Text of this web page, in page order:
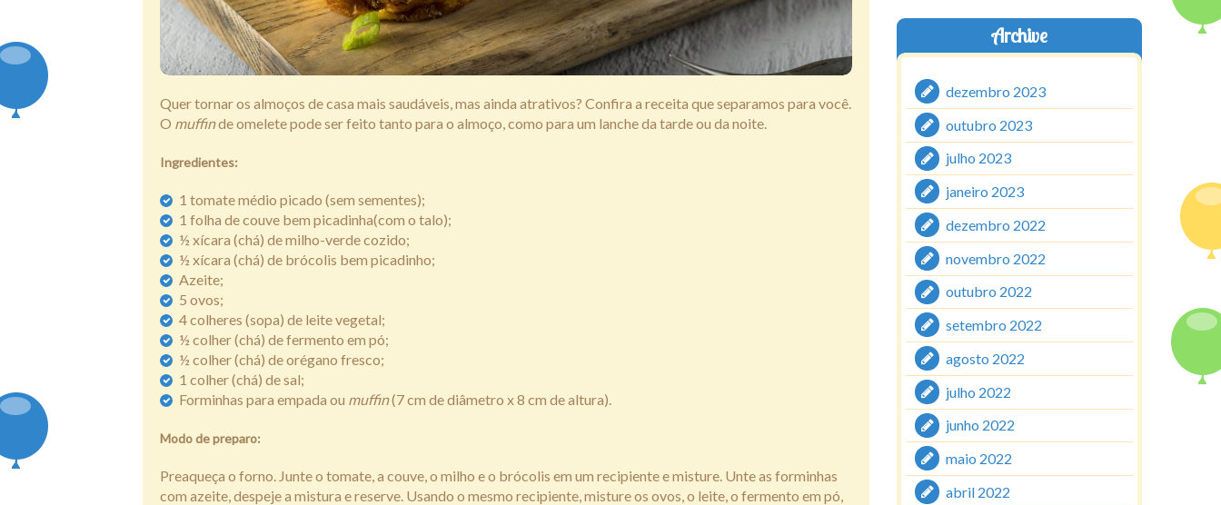
Quer tornar os almoços de casa mais saudáveis, mas ainda atrativos? Confira a receita que separamos para você.
O muffinde omelete pode ser feito tanto para o almoço, como para um lanche da tarde ou da noite.
Ingredientes:
1 tomate médio picado (sem sementes);
1 folha de couve bem picadinha(com o talo);
½ xícara (chá) de milho-verde cozido;
½ xícara (chá) de brócolis bem picadinho;
Azeite;
5 ovos;
4 colheres (sopa) de leite vegetal;
½ colher (chá) de fermento em pó;
½ colher (chá) de orégano fresco;
1 colher (chá) de sal;
Forminhas para empada ou muffin(7 cm de diâmetro x 8 cm de altura).
Modo de preparo:
Preaqueça o forno. Junte o tomate, a couve, o milho e o brócolis em um recipiente e misture. Unte as forminhas
com azeite, despeje a mistura e reserve. Usando o mesmo recipiente, misture os ovos, o leite, o fermento em pó,
Archive
dezembro 2023
outubro 2023
julho 2023
janeiro 2023
dezembro 2022
novembro 2022
outubro 2022
setembro 2022
agosto 2022
julho 2022
junho 2022
maio 2022
abril 2022